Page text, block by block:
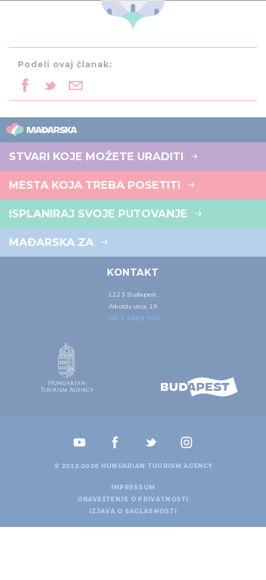
Podeli ovaj članak:
STVARI KOJE MOŽETE URADITI
MESTA KOJA TREBA POSETITI
ISPLANIRAJ SVOJE PUTOVANJE
MAĐARSKA ZA
KONTAKT
1123 Budapest,
Alkotás utca 19
+36 1 4888 700
© 2012-2026 HUNGARIAN TOURISM AGENCY
IMPRESSUM
OBAVEŠTENJE O PRIVATNOSTI
IZJAVA O SAGLASNOSTI